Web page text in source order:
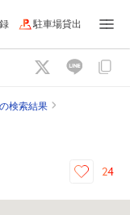
駐車場貸出
検索結果
24